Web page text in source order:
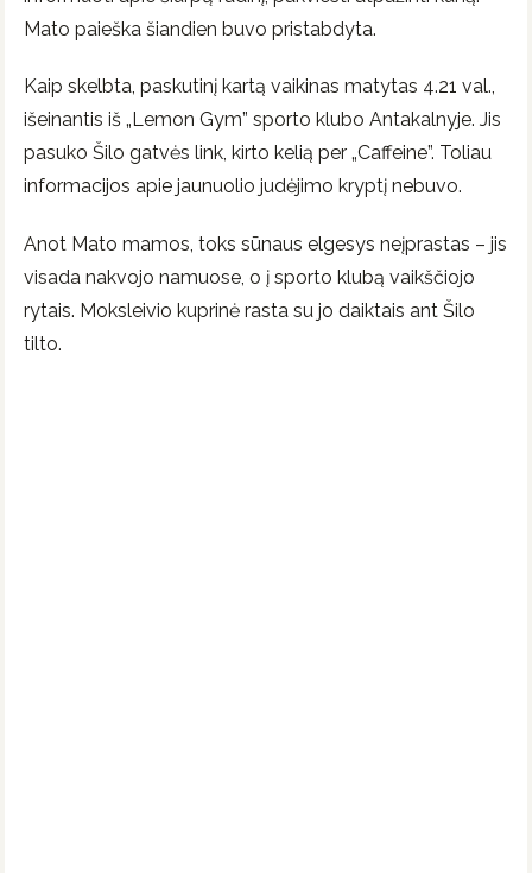
Mato paieška šiandien buvo pristabdyta.
Kaip skelbta, paskutinį kartą vaikinas matytas 4.21 val.,
išeinantis iš „Lemon Gym” sporto klubo Antakalnyje. Jis
pasuko Šilo gatvės link, kirto kelią per „Caffeine”. Toliau
informacijos apie jaunuolio judėjimo kryptį nebuvo.
Anot Mato mamos, toks sūnaus elgesys neįprastas – jis
visada nakvojo namuose, o į sporto klubą vaikščiojo
rytais. Moksleivio kuprinė rasta su jo daiktais ant Šilo
tilto.